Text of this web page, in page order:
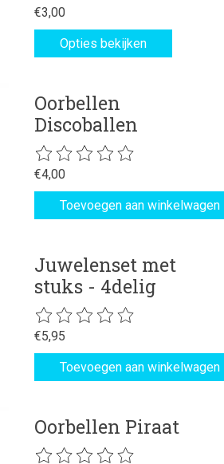
€3,00
Opties bekijken
Oorbellen
Discoballen
De beoordeling van dit product is
€4,00
Toevoegen aan winkelwagen
Juwelenset met
stuks - 4delig
De beoordeling van dit product is
€5,95
Toevoegen aan winkelwagen
Oorbellen Piraat
De beoordeling van dit product is